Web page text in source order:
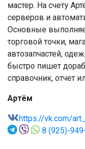
мастер. На счету
серверов и
Основные
торговой точки,
автозапчастей,
быстро пишет
справочник, отчет
Артём
https://vk.com/
8 (925)-